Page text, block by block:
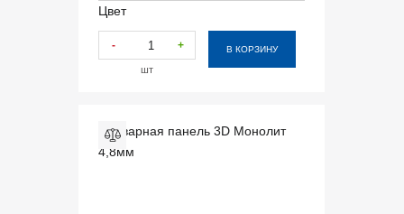
Цвет
- +
шт
В КОРЗИНУ